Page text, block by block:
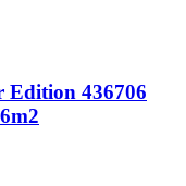
Edition 436706